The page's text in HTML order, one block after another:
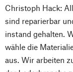
Christoph Hack:
sind reparierbar
instand gehalten.
wähle die
aus. Wir arbeiten